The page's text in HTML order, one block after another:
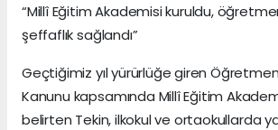
“Millî Eğitim Akademisi kuruldu,
şeffaflık sağlandı”
Geçtiğimiz yıl yürürlüğe giren
Kanunu kapsamında Millî Eğitim
belirten Tekin, ilkokul ve ortaokullarda